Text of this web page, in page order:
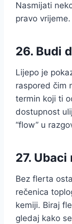
Nasmijati
pravo vrijeme.
26. Budi
Lijepo je
raspored čim
termin koji ti
dostupnost
“flow” u
27.
Bez flerta
rečenica
kemiji. Biraj
gledaj kako